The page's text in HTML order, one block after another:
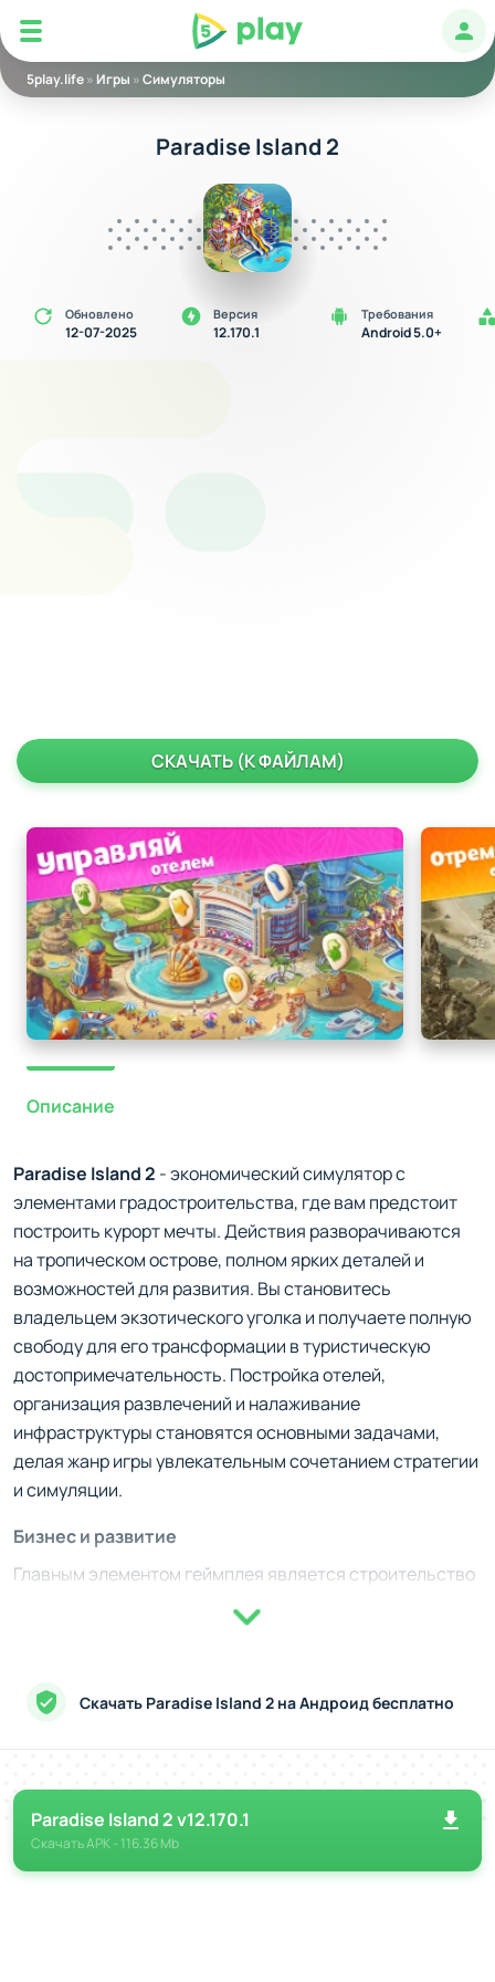
5play
5play.life» Игры »Симуляторы
Paradise Island 2
Обновлено
12-07-2025
Версия
12.170.1
Требования
Android 5.0+
СКАЧАТЬ (К ФАЙЛАМ)
Описание
Paradise Island 2 - экономический симулятор с
элементами градостроительства, где вам предстоит
построить курорт мечты. Действия разворачиваются
на тропическом острове, полном ярких деталей и
возможностей для развития. Вы становитесь
владельцем экзотического уголка и получаете полную
свободу для его трансформации в туристическую
достопримечательность. Постройка отелей,
организация развлечений и налаживание
инфраструктуры становятся основными задачами,
делая жанр игры увлекательным сочетанием стратегии
и симуляции.
Бизнес и развитие
Главным элементом геймплея является строительство
организовывать отели, рестораны, развлекательные
Также необходимо позаботиться о ресурсах -
распределение энергии, персонала и финансов
событиях, где вы сможете получать ресурсы для
дальнейшего развития. Вам придется успешно
сочетать тактическое мышление с креативным
Скачать Paradise Island 2 на Андроид бесплатно
Paradise Island 2 v12.170.1
СкачатьAPK- 116.36 Mb